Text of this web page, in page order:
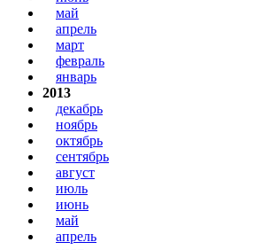
май
апрель
март
февраль
январь
2013
декабрь
ноябрь
октябрь
сентябрь
август
июль
июнь
май
апрель